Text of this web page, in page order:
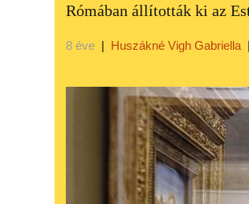
Rómában állították ki az
8 éve | Huszákné Vigh Gabriella